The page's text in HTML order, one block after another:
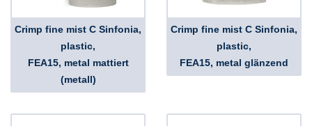
Crimp fine mist C Sinfonia,
plastic,
FEA15, metal mattiert
(metall)
Crimp fine mist C Sinfonia,
plastic,
FEA15, metal glänzend